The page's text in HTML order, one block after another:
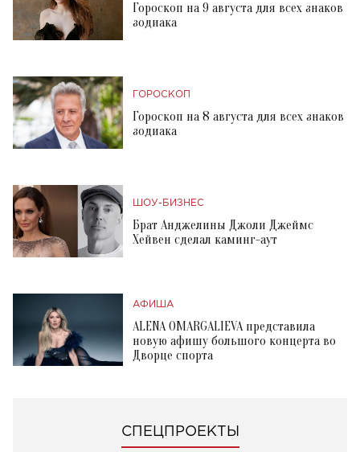
Гороскоп на 9 августа для всех знаков
зодиака
ГОРОСКОП
Гороскоп на 8 августа для всех знаков
зодиака
ШОУ-БИЗНЕС
Брат Анджелины Джоли Джеймс
Хейвен сделал каминг-аут
АФИША
ALENA OMARGALIEVA представила
новую афишу большого концерта во
Дворце спорта
СПЕЦПРОЕКТЫ